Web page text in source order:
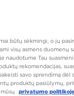
būtų sėkmingi, o jų
visų asmens duomenų
naudotume Tau
rekomendacijas,
savo sprendimą dėl
produktų pasiūlymų,
privatumo